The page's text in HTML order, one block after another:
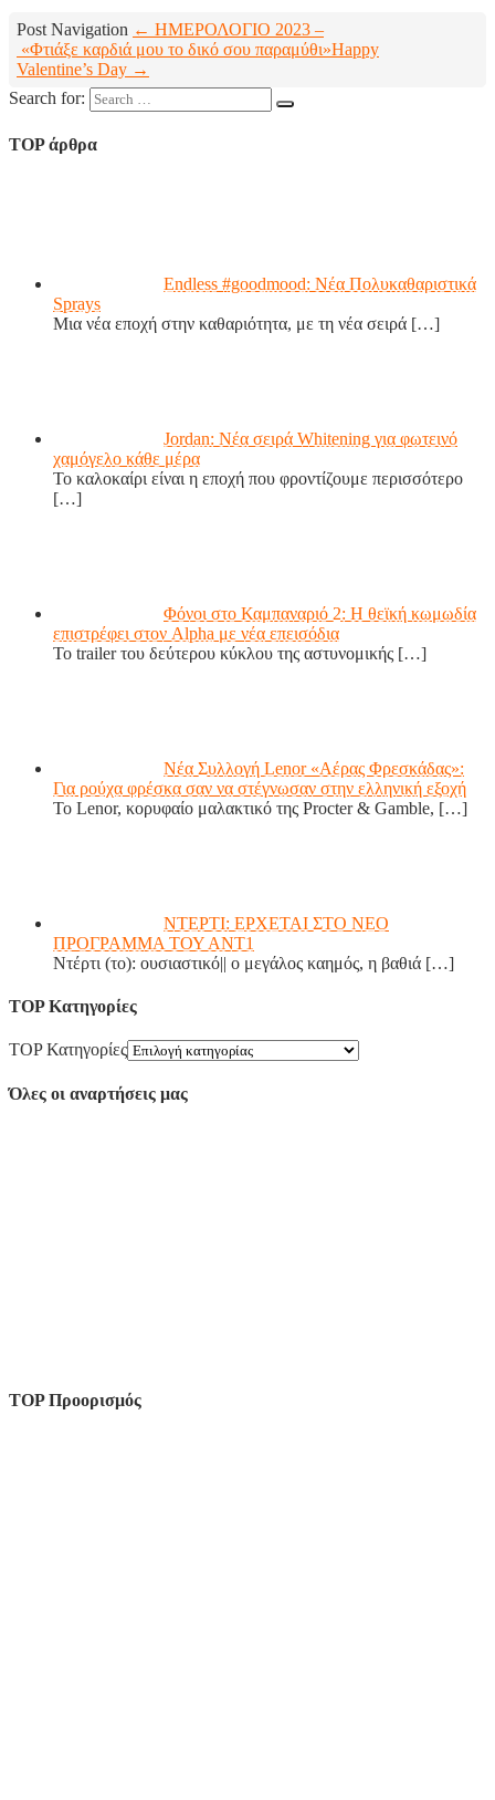
Post Navigation ← ΗΜΕΡΟΛΟΓΙΟ 2023 –
«Φτιάξε καρδιά μου το δικό σου παραμύθι»Happy
Valentine’s Day →
Search for:
TOP άρθρα
Endless #goodmood: Νέα Πολυκαθαριστικά
Sprays
Μια νέα εποχή στην καθαριότητα, με τη νέα σειρά […]
Jordan: Νέα σειρά Whitening για φωτεινό
χαμόγελο κάθε μέρα
Το καλοκαίρι είναι η εποχή που φροντίζουμε περισσότερο
[…]
Φόνοι στο Καμπαναριό 2: Η θεϊκή κωμωδία
επιστρέφει στον Alpha με νέα επεισόδια
Το trailer του δεύτερου κύκλου της αστυνομικής […]
Νέα Συλλογή Lenor «Αέρας Φρεσκάδας»:
Για ρούχα φρέσκα σαν να στέγνωσαν στην ελληνική εξοχή
Το Lenor, κορυφαίο μαλακτικό της Procter & Gamble, […]
ΝΤΕΡΤΙ: ΕΡΧΕΤΑΙ ΣΤΟ ΝΕΟ
ΠΡΟΓΡΑΜΜΑ ΤΟΥ ΑΝΤ1
Ντέρτι (το): ουσιαστικό|| ο μεγάλος καημός, η βαθιά […]
TOP Κατηγορίες
TOP Κατηγορίες
Όλες οι αναρτήσεις μας
TOP Προορισμός